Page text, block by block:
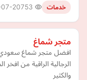
خدمات 20
متجر شماغ
افضل متجر شماغ سعودي
الرجالية الراقية من
والكثير